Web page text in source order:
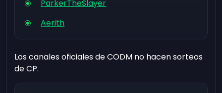
ParkerTheSlayer
Aerith
Los canales oficiales de CODM no hacen sorteos
de CP.